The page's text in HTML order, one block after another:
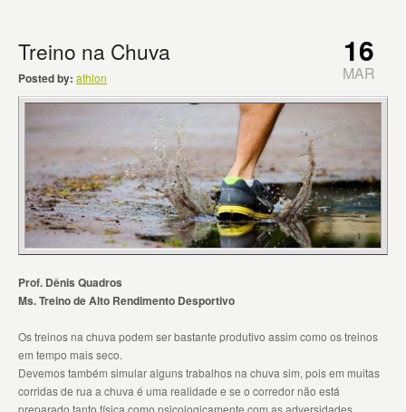
Treino na Chuva
Posted by: athlon
Prof. Dênis Quadros
Ms. Treino de Alto Rendimento Desportivo
Os treinos na chuva podem ser bastante produtivo assim como os treinos
em tempo mais seco.
Devemos também simular alguns trabalhos na chuva sim, pois em muitas
corridas de rua a chuva é uma realidade e se o corredor não está
16
MAR